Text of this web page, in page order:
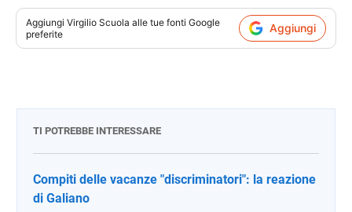
Aggiungi Virgilio Scuola alle tue fonti Google
preferite
Aggiungi
TI POTREBBE INTERESSARE
Compiti delle vacanze "discriminatori": la reazione
di Galiano